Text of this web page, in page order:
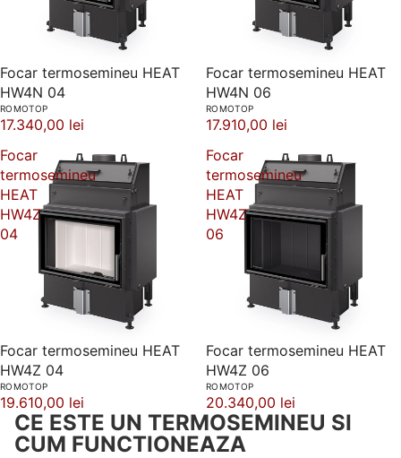
Focar termosemineu HEAT
HW4N 04
ROMOTOP
17.340,00 lei
Focar termosemineu HEAT
HW4N 06
ROMOTOP
17.910,00 lei
Focar
termosemineu
HEAT
HW4Z
04
Focar termosemineu HEAT
HW4Z 04
ROMOTOP
19.610,00 lei
Focar
termosemineu
HEAT
HW4Z
06
Focar termosemineu HEAT
HW4Z 06
ROMOTOP
20.340,00 lei
CE ESTE UN TERMOSEMINEU SI
CUM FUNCTIONEAZA